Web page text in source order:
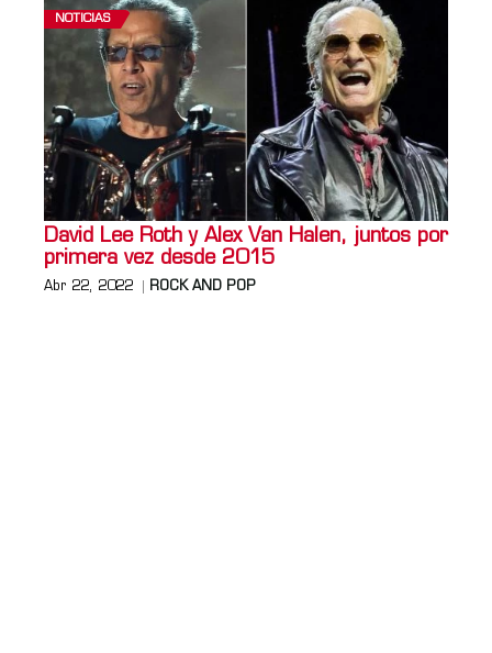
NOTICIAS
David Lee Roth y Alex Van Halen, juntos por
primera vez desde 2015
Abr 22, 2022 ROCK AND POP